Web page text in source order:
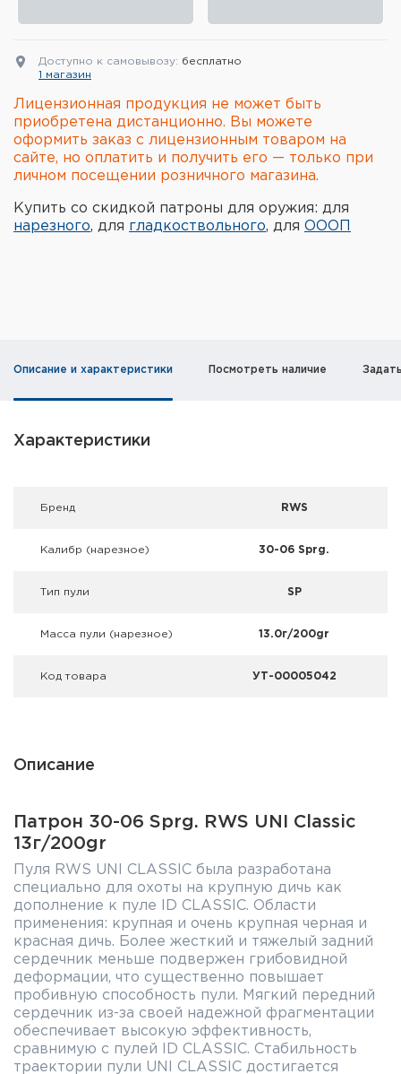
Туристическое снаряжение
Инструменты
Опоры и станки для оружия
Чехлы и кейсы
Релоадинг
Доступно к самовывозу: бесплатно
1 магазин
Лицензионная продукция не может быть
приобретена дистанционно. Вы можете
оформить заказ с лицензионным товаром на
сайте, но оплатить и получить его — только при
личном посещении розничного магазина.
Купить со скидкой патроны для оружия: для
нарезного, для гладкоствольного, для ОООП
Описание и характеристики Посмотреть наличие
Характеристики
Брeнд RWS
Калибр (нарезное) 30-06 Sprg.
Тип пули SP
Масса пули (нарезное) 13.0г/200gr
Код товара УТ-00005042
Описание
Патрон 30-06 Sprg. RWS UNI Classic
13г/200gr
Пуля RWS UNI CLASSIC была разработана
специально для охоты на крупную дичь как
дополнение к пуле ID CLASSIC. Области
применения: крупная и очень крупная черная и
красная дичь. Более жесткий и тяжелый задний
сердечник меньше подвержен грибовидной
деформации, что существенно повышает
пробивную способность пули. Мягкий передний
сердечник из-за своей надежной фрагментации
обеспечивает высокую эффективность,
сравнимую с пулей ID CLASSIC. Стабильность
траектории пули UNI CLASSIC достигается